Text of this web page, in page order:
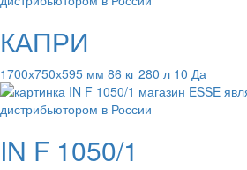
КАПРИ
1700х750х595 мм 86 кг 280 л 10 Да
IN F 1050/1